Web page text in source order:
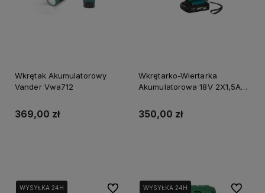
Wkrętak Akumulatorowy
Vander Vwa712
369,00 zł
Wkrętarko-Wiertarka
Akumulatorowa 18V 2X1,5Ah
350,00 zł
WYSYŁKA 24H
WYSYŁKA 24H Do ulubionychWYSYŁKA 24H
WYSYŁKA 24H Do